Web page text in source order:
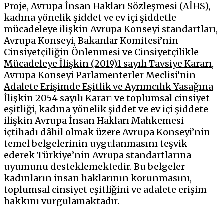
Proje,Avrupa İnsan Hakları Sözleşmesi (AİHS),
kadına yönelik şiddet ve ev içi şiddetle
mücadeleye ilişkin Avrupa Konseyi standartları,
Avrupa Konseyi, Bakanlar Komitesi’nin
Cinsiyetçiliğin Önlenmesi ve Cinsiyetçilikle
Mücadeleye İlişkin (2019)1 sayılı Tavsiye Kararı,
Avrupa Konseyi Parlamenterler Meclisi’nin
Adalete Erişimde Eşitlik ve Ayrımcılık Yasağına
İlişkin 2054 sayılı Kararıve toplumsal cinsiyet
eşitliği, kadına yönelik şiddetve eviçi şiddete
ilişkin Avrupa İnsan Hakları Mahkemesi
içtihadı dâhil olmak üzere Avrupa Konseyi’nin
temel belgelerinin uygulanmasını teşvik
ederek Türkiye’nin Avrupa standartlarına
uyumunu desteklemektedir. Bu belgeler
kadınların insan haklarının korunmasını,
toplumsal cinsiyet eşitliğini ve adalete erişim
hakkını vurgulamaktadır.